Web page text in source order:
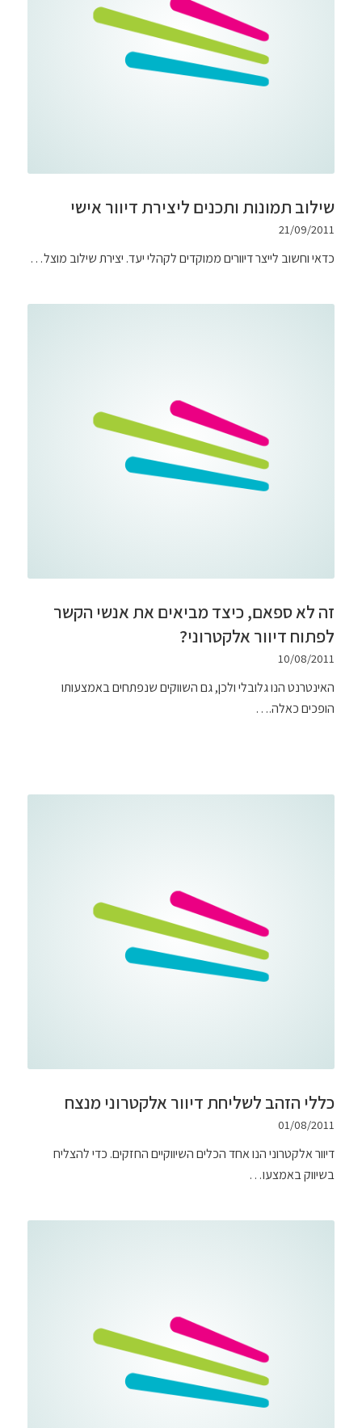
שילוב תמונות ותכנים ליצירת דיוור אישי
21/09/2011
כדאי וחשוב לייצר דיוורים ממוקדים לקהלי יעד. יצירת שילוב מוצל…
זה לא ספאם, כיצד מביאים את אנשי הקשר
לפתוח דיוור אלקטרוני?
10/08/2011
האינטרנט הנו גלובלי ולכן, גם השווקים שנפתחים באמצעותו
הופכים כאלה.…
כללי הזהב לשליחת דיוור אלקטרוני מנצח
01/08/2011
דיוור אלקטרוני הנו אחד הכלים השיווקיים החזקים. כדי להצליח
בשיווק באמצעו…